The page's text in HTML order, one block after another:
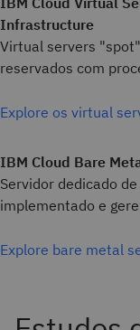
Infrastructure
Virtual servers
reservados com
Explore os virtual
IBM Cloud Bare
Servidor dedicado
implementado e
Explore bare metal